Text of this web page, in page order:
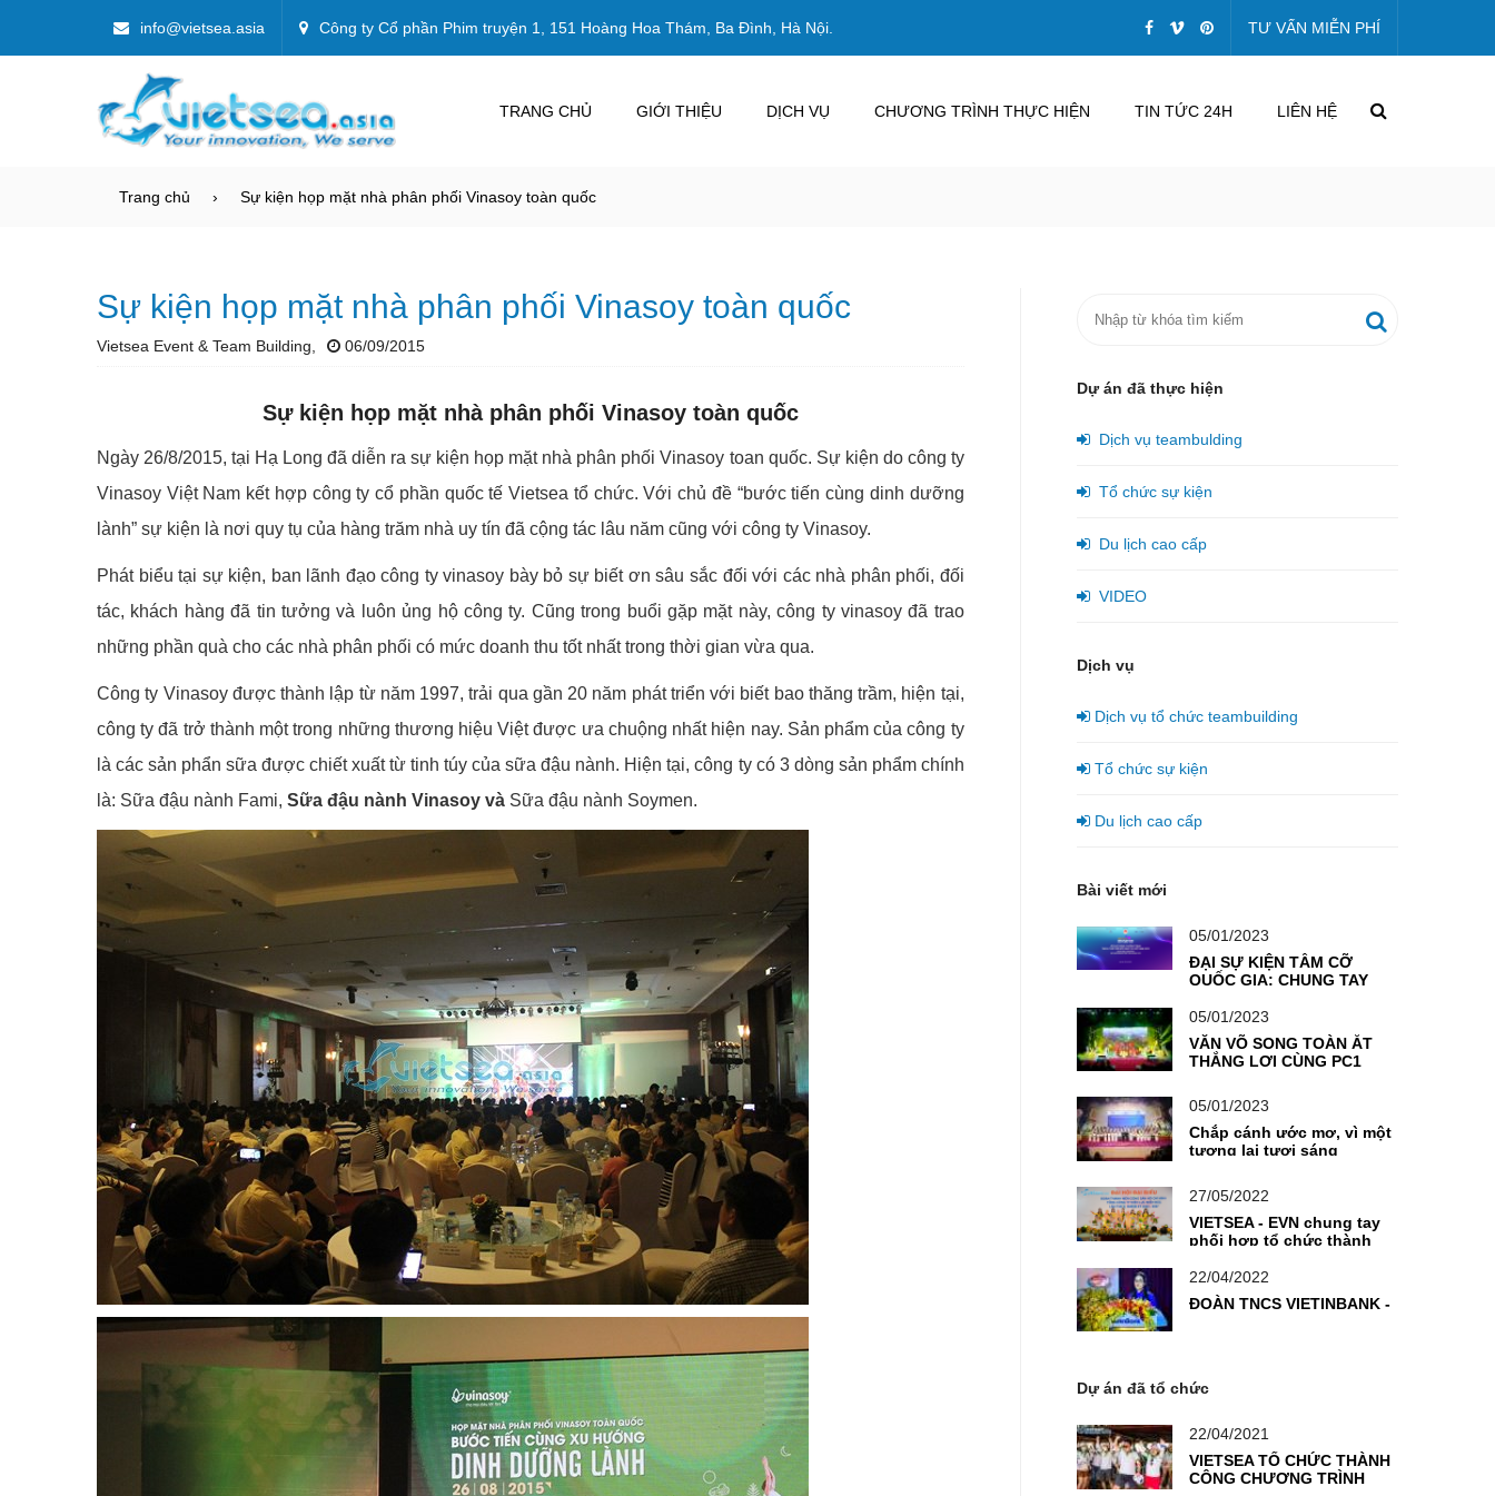
info@vietsea.asia Công ty Cổ phần Phim truyện 1, 151 Hoàng Hoa Thám, Ba Đình, Hà Nội. TƯ VẤN MIỄN PHÍ
TRANG CHỦ GIỚI THIỆU DỊCH VỤ CHƯƠNG TRÌNH THỰC HIỆN TIN TỨC 24H LIÊN HỆ
Trang chủ Sự kiện họp mặt nhà phân phối Vinasoy toàn quốc
Sự kiện họp mặt nhà phân phối Vinasoy toàn quốc
Vietsea Event & Team Building, 06/09/2015
Sự kiện họp mặt nhà phân phối Vinasoy toàn quốc
Ngày 26/8/2015, tại Hạ Long đã diễn ra sự kiện họp mặt nhà phân phối Vinasoy toan quốc. Sự kiện do công ty
Vinasoy Việt Nam kết hợp công ty cổ phần quốc tế Vietsea tổ chức. Với chủ đề “bước tiến cùng dinh dưỡng
lành” sự kiện là nơi quy tụ của hàng trăm nhà uy tín đã cộng tác lâu năm cũng với công ty Vinasoy.
Phát biểu tại sự kiện, ban lãnh đạo công ty vinasoy bày bỏ sự biết ơn sâu sắc đối với các nhà phân phối, đối
tác, khách hàng đã tin tưởng và luôn ủng hộ công ty. Cũng trong buổi gặp mặt này, công ty vinasoy đã trao
những phần quà cho các nhà phân phối có mức doanh thu tốt nhất trong thời gian vừa qua.
Công ty Vinasoy được thành lập từ năm 1997, trải qua gần 20 năm phát triển với biết bao thăng trầm, hiện tại,
công ty đã trở thành một trong những thương hiệu Việt được ưa chuộng nhất hiện nay. Sản phẩm của công ty
là các sản phẩn sữa được chiết xuất từ tinh túy của sữa đậu nành. Hiện tại, công ty có 3 dòng sản phẩm chính
là: Sữa đậu nành Fami, Sữa đậu nành Vinasoy và Sữa đậu nành Soymen.
Dự án đã thực hiện
Dịch vụ teambulding
Tổ chức sự kiện
Du lịch cao cấp
VIDEO
Dịch vụ
Dịch vụ tổ chức teambuilding
Tổ chức sự kiện
Du lịch cao cấp
Bài viết mới
05/01/2023
ĐẠI SỰ KIỆN TẦM CỠ
QUỐC GIA: CHUNG TAY
GIỚI
05/01/2023
VĂN VÕ SONG TOÀN ẮT
THẮNG LỢI CÙNG PC1
05/01/2023
Chắp cánh ước mơ, vì một
tương lai tươi sáng
27/05/2022
VIETSEA - EVN chung tay
phối hợp tổ chức thành
Đoàn TNCS
22/04/2022
ĐOÀN TNCS VIETINBANK -
Dự án đã tổ chức
22/04/2021
VIETSEA TỔ CHỨC THÀNH
CÔNG CHƯƠNG TRÌNH